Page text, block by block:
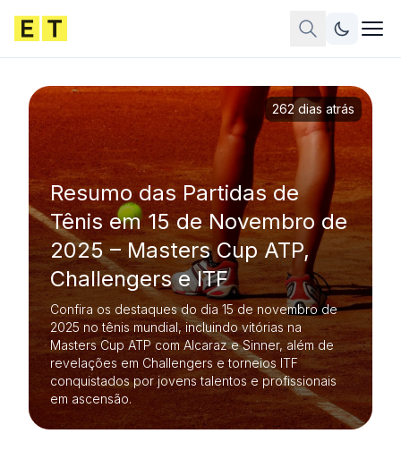
Resumo das Partidas de
Tênis em 15 de Novembro de
2025 – Masters Cup ATP,
Challengers e ITF
Confira os destaques do dia 15 de novembro de
2025 no tênis mundial, incluindo vitórias na
Masters Cup ATP com Alcaraz e Sinner, além de
revelações em Challengers e torneios ITF
conquistados por jovens talentos e profissionais
em ascensão.
262 dias atrás